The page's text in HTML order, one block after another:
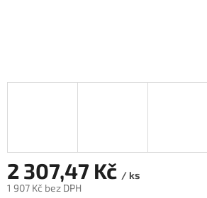
2 307,47 Kč / ks
1 907 Kč bez DPH